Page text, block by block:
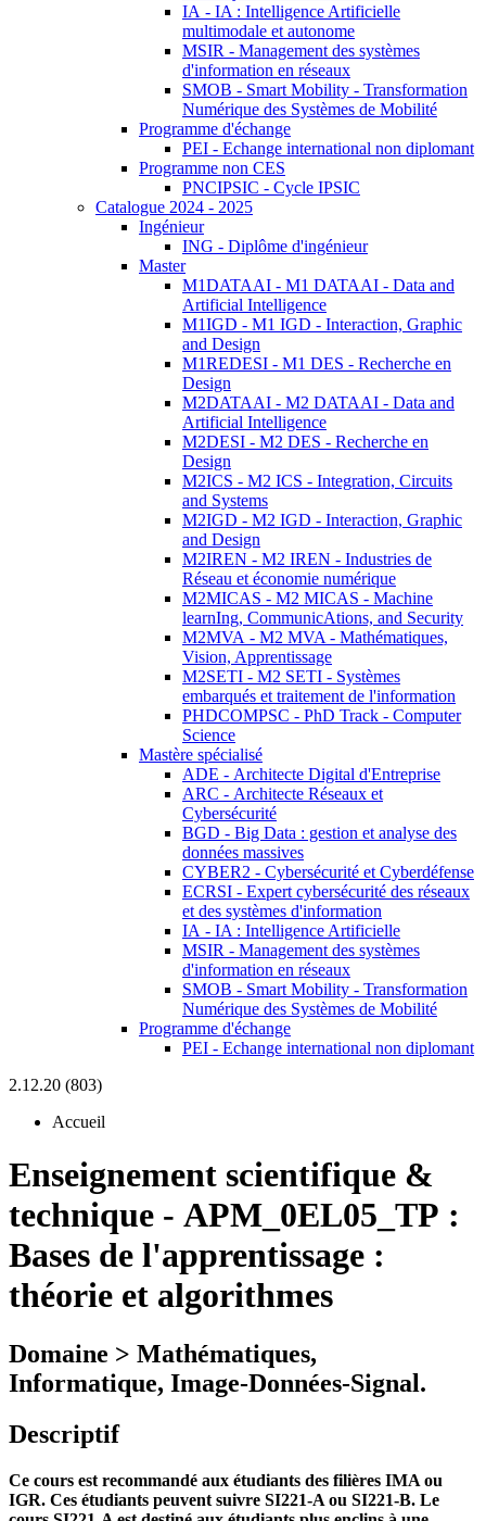
IA - IA : Intelligence Artificielle
multimodale et autonome
MSIR - Management des systèmes
d'information en réseaux
SMOB - Smart Mobility - Transformation
Numérique des Systèmes de Mobilité
Programme d'échange
PEI - Echange international non diplomant
Programme non CES
PNCIPSIC - Cycle IPSIC
Catalogue 2024 - 2025
Ingénieur
ING - Diplôme d'ingénieur
Master
M1DATAAI - M1 DATAAI - Data and
Artificial Intelligence
M1IGD - M1 IGD - Interaction, Graphic
and Design
M1REDESI - M1 DES - Recherche en
Design
M2DATAAI - M2 DATAAI - Data and
Artificial Intelligence
M2DESI - M2 DES - Recherche en
Design
M2ICS - M2 ICS - Integration, Circuits
and Systems
M2IGD - M2 IGD - Interaction, Graphic
and Design
M2IREN - M2 IREN - Industries de
Réseau et économie numérique
M2MICAS - M2 MICAS - Machine
learnIng, CommunicAtions, and Security
M2MVA - M2 MVA - Mathématiques,
Vision, Apprentissage
M2SETI - M2 SETI - Systèmes
embarqués et traitement de l'information
PHDCOMPSC - PhD Track - Computer
Science
Mastère spécialisé
ADE - Architecte Digital d'Entreprise
ARC - Architecte Réseaux et
Cybersécurité
BGD - Big Data : gestion et analyse des
données massives
CYBER2 - Cybersécurité et Cyberdéfense
ECRSI - Expert cybersécurité des réseaux
et des systèmes d'information
IA - IA : Intelligence Artificielle
MSIR - Management des systèmes
d'information en réseaux
SMOB - Smart Mobility - Transformation
Numérique des Systèmes de Mobilité
Programme d'échange
PEI - Echange international non diplomant
2.12.20 (803)
Accueil
Enseignement scientifique &
technique - APM_0EL05_TP :
Bases de l'apprentissage :
théorie et algorithmes
Domaine > Mathématiques,
Informatique, Image-Données-Signal.
Descriptif
Ce cours est recommandé aux étudiants des filières IMA ou
IGR. Ces étudiants peuvent suivre SI221-A ou SI221-B. Le